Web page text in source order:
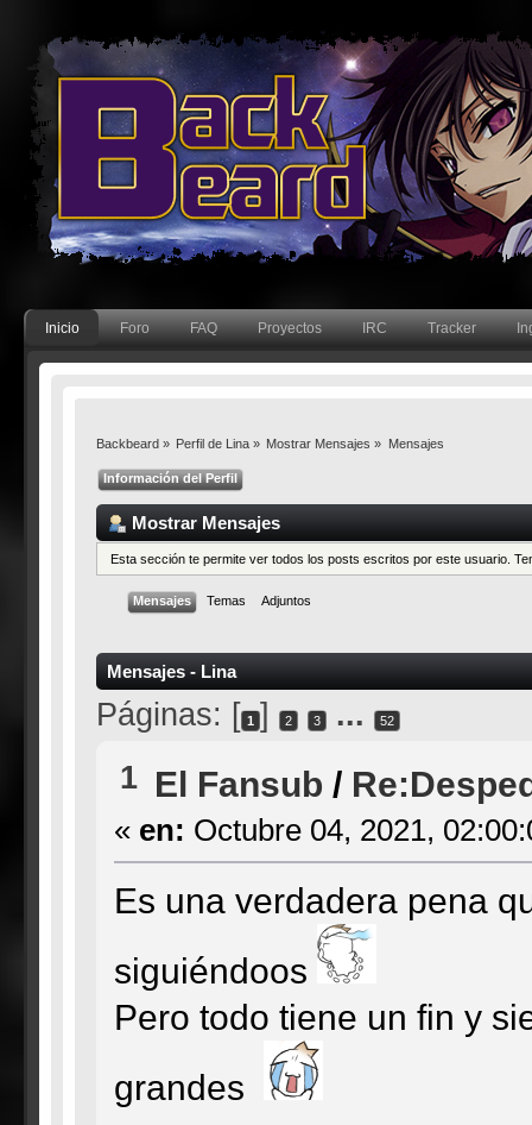
Inicio Foro FAQ Proyectos IRC Tracker
Backbeard» Perfil de Lina» Mostrar Mensajes » Mensajes
Información del Perfil
Mostrar Mensajes
Esta sección te permite ver todos los posts escritos por este usuario.
Mensajes Temas Adjuntos
Mensajes - Lina
Páginas: [ 1 ] 2 3 ... 52
1 El Fansub /
« en: Octubre 04, 2021,
Es una verdadera pena
siguiéndoos
Pero todo tiene un fin y
grandes